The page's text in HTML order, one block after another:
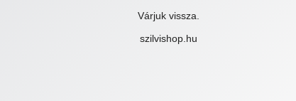
Várjuk vissza.
szilvishop.hu